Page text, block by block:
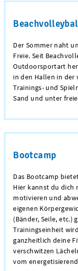
Der Sommer naht
Freie. Seit
Outdoorsportart
in den Hallen in der
Trainings- und
Sand und unter
Bootcamp
Das Bootcamp
Hier kannst du dich
motivieren und
eigenen
(Bänder, Seile, etc.)
Trainingseinheit
ganzheitlich deine
verschwitzen
vom